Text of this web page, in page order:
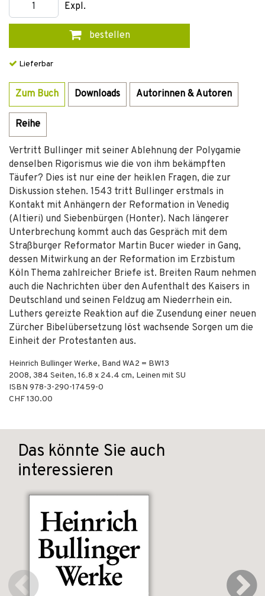
Expl.
bestellen
Lieferbar
Zum Buch Downloads Autorinnen & Autoren
Reihe
Vertritt Bullinger mit seiner Ablehnung der Polygamie
denselben Rigorismus wie die von ihm bekämpften
Täufer? Dies ist nur eine der heiklen Fragen, die zur
Diskussion stehen. 1543 tritt Bullinger erstmals in
Kontakt mit Anhängern der Reformation in Venedig
(Altieri) und Siebenbürgen (Honter). Nach längerer
Unterbrechung kommt auch das Gespräch mit dem
Straßburger Reformator Martin Bucer wieder in Gang,
dessen Mitwirkung an der Reformation im Erzbistum
Köln Thema zahlreicher Briefe ist. Breiten Raum nehmen
auch die Nachrichten über den Aufenthalt des Kaisers in
Deutschland und seinen Feldzug am Niederrhein ein.
Luthers gereizte Reaktion auf die Zusendung einer neuen
Zürcher Bibelübersetzung löst wachsende Sorgen um die
Einheit der Protestanten aus.
Heinrich Bullinger Werke, Band WA2 = BW13
2008, 384 Seiten, 16.8 x 24.4 cm, Leinen mit SU
ISBN 978-3-290-17459-0
CHF 130.00
Das könnte Sie auch
interessieren